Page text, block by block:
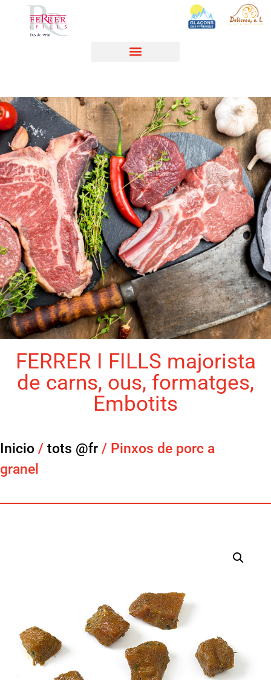
FERRER I FILLS majorista
de carns, ous, formatges,
Embotits
Inicio / tots @fr / Pinxos de porc a
granel